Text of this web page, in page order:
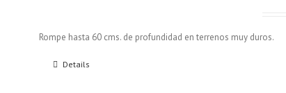
Rompe hasta 60 cms. de profundidad en terrenos muy duros.
Details